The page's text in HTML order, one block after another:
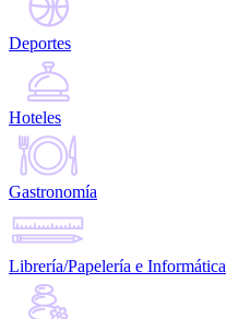
Deportes
Hoteles
Gastronomía
Librería/Papelería e Informática